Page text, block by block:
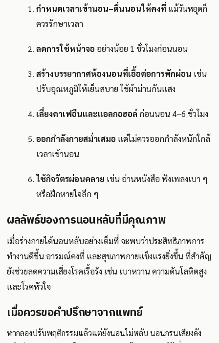
กำหนดเวลาเข้านอน–ตื่นนอนให้คงที่ แม้วันหยุดก็
ควรรักษาเวลา
ลดการใช้หน้าจอ อย่างน้อย 1 ชั่วโมงก่อนนอน
สร้างบรรยากาศห้องนอนที่เอื้อต่อการพักผ่อน เช่น
ปรับอุณหภูมิให้เย็นสบาย ใช้ผ้าม่านกันแสง
เลี่ยงคาเฟอีนและแอลกอฮอล์ ก่อนนอน 4–6 ชั่วโมง
ออกกำลังกายสม่ำเสมอ แต่ไม่ควรออกกำลังหนักใกล้
เวลาเข้านอน
ใช้กิจวัตรผ่อนคลาย เช่น อ่านหนังสือ ฟังเพลงเบา ๆ
หรือฝึกหายใจลึก ๆ
ผลลัพธ์ของการนอนหลับที่มีคุณภาพ
เมื่อร่างกายได้นอนหลับอย่างเต็มที่ จะพบว่าประสิทธิภาพการ
ทำงานดีขึ้น อารมณ์คงที่ และสุขภาพกายแข็งแรงยิ่งขึ้น ที่สำคัญ
ยังช่วยลดความเสี่ยงโรคเรื้อรัง เช่น เบาหวาน ความดันโลหิตสูง
และโรคหัวใจ
เมื่อควรขอคำปรึกษาจากแพทย์
หากลองปรับพฤติกรรมแล้วแต่ยังนอนไม่หลับ นอนกรนเสียงดัง